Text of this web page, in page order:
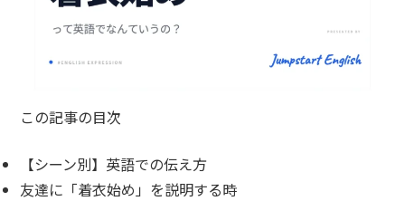
この記事の目次
【シーン別】英語での伝え方
友達に「着衣始め」を説明する時